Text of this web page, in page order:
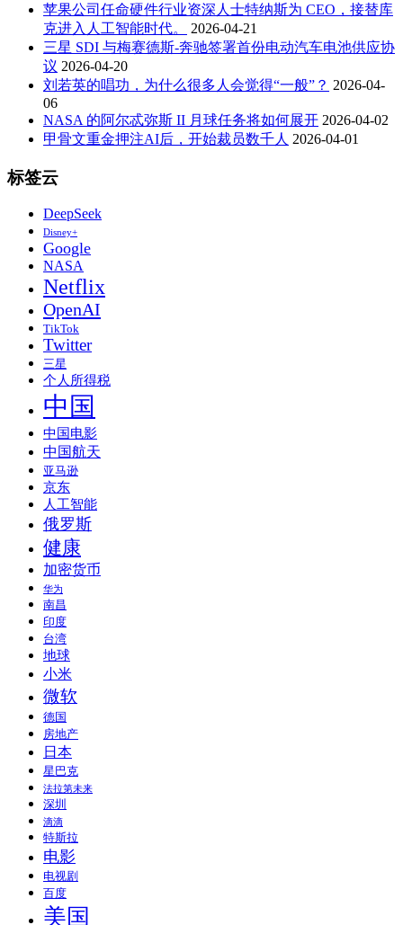
苹果公司任命硬件行业资深人士特纳斯为 CEO，接替库
克进入人工智能时代。
2026-04-21
三星 SDI 与梅赛德斯-奔驰签署首份电动汽车电池供应协
议 2026-04-20
刘若英的唱功，为什么很多人会觉得“一般”？ 2026-04-
06
NASA 的阿尔忒弥斯 II 月球任务将如何展开 2026-04-02
甲骨文重金押注AI后，开始裁员数千人 2026-04-01
标签云
DeepSeek
Disney+
Google
NASA
Netflix
OpenAI
TikTok
Twitter
三星
个人所得税
中国
中国电影
中国航天
亚马逊
京东
人工智能
俄罗斯
健康
加密货币
华为
南昌
印度
台湾
地球
小米
微软
德国
房地产
日本
星巴克
法拉第未来
深圳
滴滴
特斯拉
电影
电视剧
百度
美国